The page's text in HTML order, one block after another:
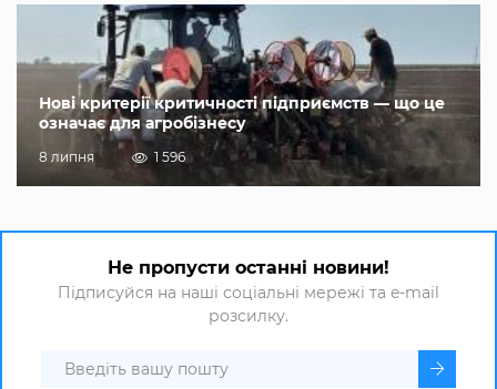
Нові критерії критичності підприємств — що це
означає для агробізнесу
8 липня 1 596
Не пропусти останні новини!
Підписуйся на наші соціальні мережі та e-mail
розсилку.